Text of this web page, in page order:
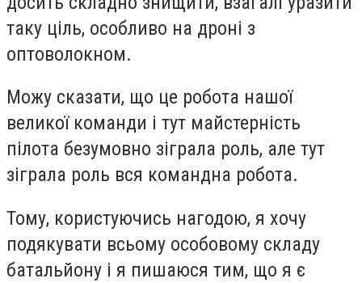
таку ціль, особливо на дроні з
оптоволокном.
Можу сказати, що це робота нашої
великої команди і тут майстерність
пілота безумовно зіграла роль, але тут
зіграла роль вся командна робота.
Тому, користуючись нагодою, я хочу
подякувати всьому особовому складу
батальйону і я пишаюся тим, що я є